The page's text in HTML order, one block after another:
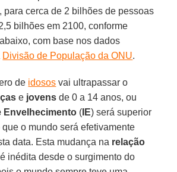
para cerca de 2 bilhões de pessoas
bilhões em 2100, conforme
com base nos dados
Divisão de População da ONU.
de idosos vai ultrapassar o
e jovens de 0 a 14 anos, ou
Envelhecimento ( IE) será superior
o mundo será efetivamente
data. Esta mudança na relação
é inédita desde o surgimento do